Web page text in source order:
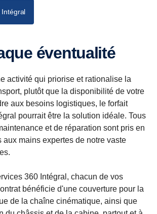
Intégral
éventualité
activité qui priorise et rationalise la
plutôt que la disponibilité de votre
aux besoins logistiques, le forfait
pourrait être la solution idéale. Tous
et de réparation sont pris en
aux mains expertes de notre vaste
360 Intégral, chacun de vos
bénéficie d'une couverture pour la
de la chaîne cinématique, ainsi que